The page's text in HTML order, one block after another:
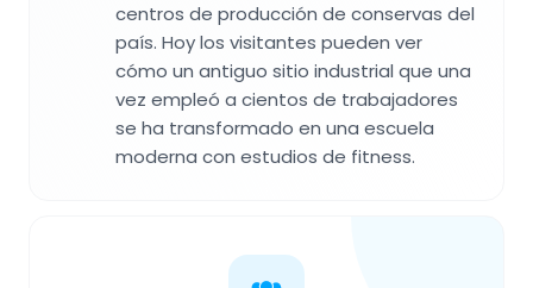
centros de producción de conservas del
país. Hoy los visitantes pueden ver
cómo un antiguo sitio industrial que una
vez empleó a cientos de trabajadores
se ha transformado en una escuela
moderna con estudios de fitness.